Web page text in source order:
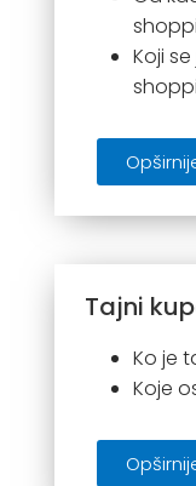
Koji
Tajni
Ko je
Koje